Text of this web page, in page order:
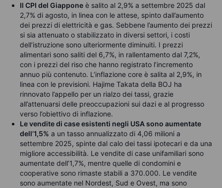
Il CPI del Giappone è salito al 2,9% a settembre 2025 dal
2,7% di agosto, in linea con le attese, spinto dall’aumento
dei prezzi di elettricità e gas. Sebbene l’aumento dei prezzi
si sia attenuato o stabilizzato in diversi settori, i costi
dell’istruzione sono ulteriormente diminuiti. I prezzi
alimentari sono saliti del 6,7%, in rallentamento dal 7,2%,
con i prezzi del riso che hanno registrato l’incremento
annuo più contenuto. L’inflazione core è salita al 2,9%, in
linea con le previsioni. Hajime Takata della BOJ ha
rinnovato l’appello per un rialzo dei tassi, grazie
all’attenuarsi delle preoccupazioni sui dazi e al progresso
verso l’obiettivo di inflazione.
Le vendite di case esistenti negli USA sono aumentate
dell’1,5% a un tasso annualizzato di 4,06 milioni a
settembre 2025, spinte dal calo dei tassi ipotecari e da una
migliore accessibilità. Le vendite di case unifamiliari sono
aumentate dell’1,7%, mentre quelle di condomini e
cooperative sono rimaste stabili a 370.000. Le vendite
sono aumentate nel Nordest, Sud e Ovest, ma sono